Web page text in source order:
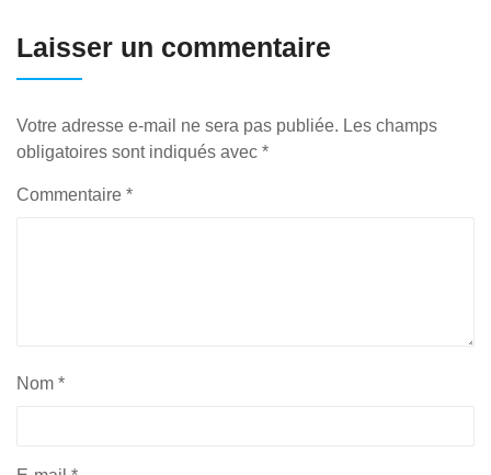
Laisser un commentaire
Votre adresse e-mail ne sera pas publiée. Les champs
obligatoires sont indiqués avec *
Commentaire *
Nom *